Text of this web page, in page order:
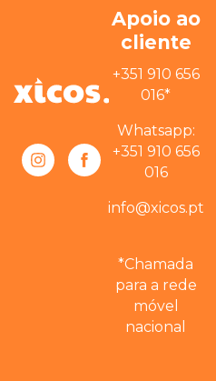
Apoio ao
cliente
+351 910 656
016*
Whatsapp:
+351 910 656
016
info@xicos.pt
*Chamada
para a rede
móvel
nacional